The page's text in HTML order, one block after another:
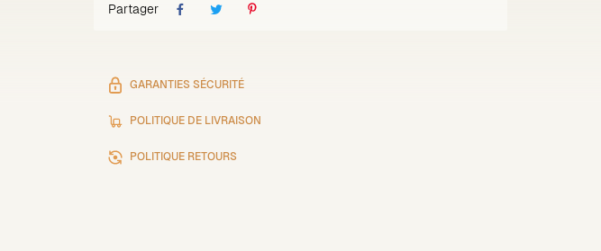
Partager
GARANTIES SÉCURITÉ
POLITIQUE DE LIVRAISON
POLITIQUE RETOURS